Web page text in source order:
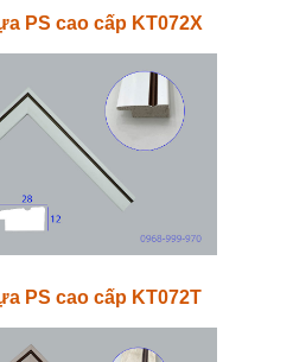
PS cao cấp KT072X
PS cao cấp KT072T